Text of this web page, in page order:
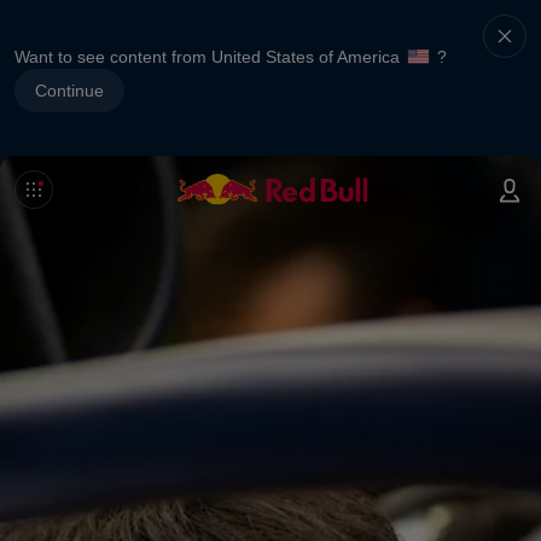
Want to see content from United States of America
?
Continue